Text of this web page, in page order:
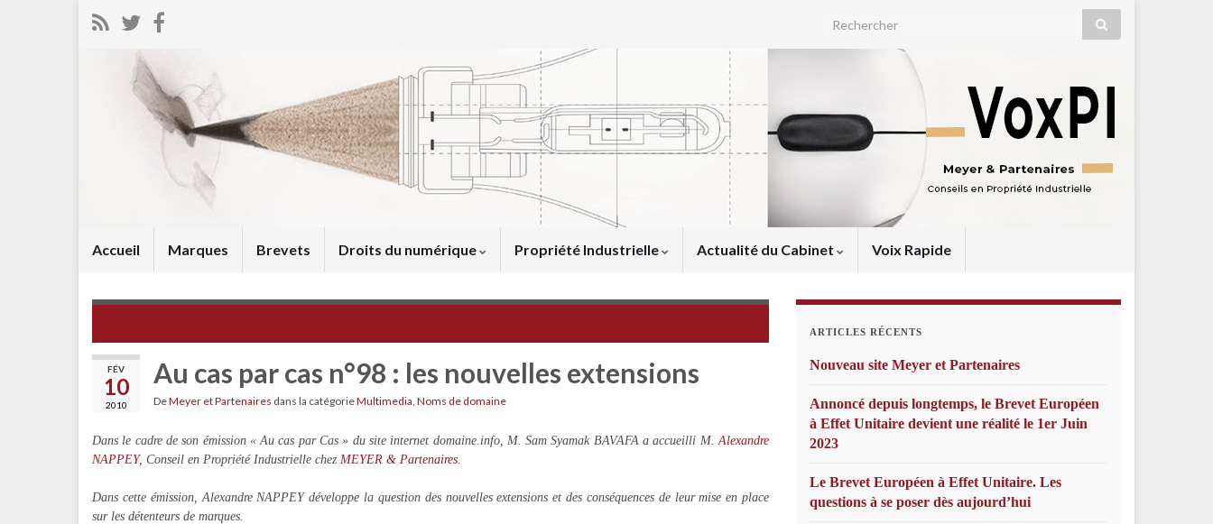
Search for:
Accueil Marques Brevets Droits du numérique Propriété Industrielle Actualité du Cabinet Voix Rapide
FÉV
10
2010
Au cas par cas n°98 : les nouvelles extensions
DeMeyer et Partenaires dans la catégorieMultimedia, Noms de domaine
Dans le cadre de son émission « Au cas par Cas » du site internet domaine.info, M. Sam Syamak BAVAFA a accueilli M.Alexandre
NAPPEY, Conseil en Propriété Industrielle chez MEYER & Partenaires.
Dans cette émission, Alexandre NAPPEY développe la question des nouvelles extensions et des conséquences de leur mise en place
sur les détenteurs de marques.
ARTICLES RÉCENTS
Nouveau site Meyer et Partenaires
Annoncé depuis longtemps, le Brevet Européen
à Effet Unitaire devient une réalité le 1er Juin
2023
Le Brevet Européen à Effet Unitaire. Les
questions à se poser dès aujourd’hui